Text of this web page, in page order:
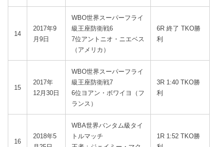
14
2017年9
月9日
WBO世界スーパーフライ
級王座防衛戦6
7位アントニオ・ニエベス
（アメリカ）
6R 終了 TKO勝
利
15
2017年
12月30日
WBO世界スーパーフライ
級王座防衛戦7
6位ヨアン・ボワイヨ（フ
ランス）
3R 1:40 TKO勝
利
16
2018年5
WBA世界バンタム級タイ
トルマッチ
1R 1:52 TKO勝